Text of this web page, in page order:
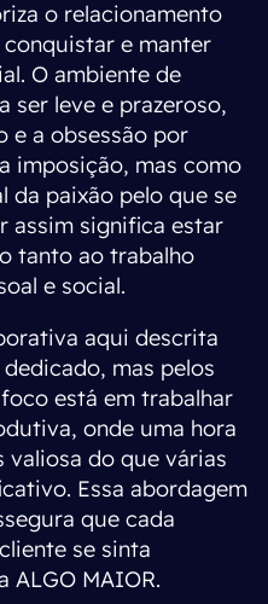
o relacionamento
e manter
O ambiente de
ser leve e prazeroso,
e a obsessão por
imposição, mas como
da paixão pelo que se
assim significa estar
tanto ao trabalho
e social.
aqui descrita
mas pelos
está em trabalhar
onde uma hora
valiosa do que várias
Essa abordagem
que cada
se sinta
ALGO MAIOR.